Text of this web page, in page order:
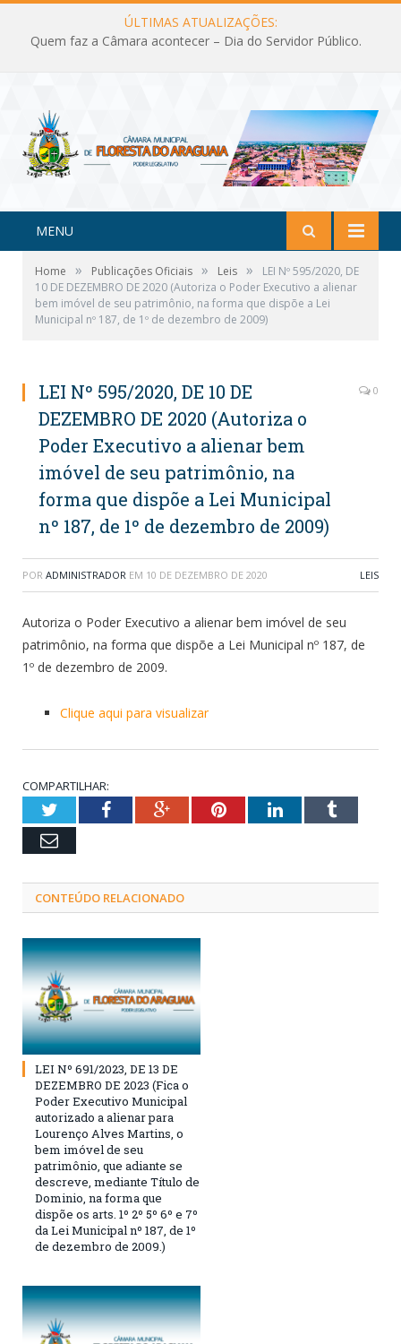
ÚLTIMAS ATUALIZAÇÕES:
Quem faz a Câmara acontecer – Dia do Servidor Público.
MENU
Home » Publicações Oficiais » Leis »
LEI Nº 595/2020, DE
10 DE DEZEMBRO DE 2020 (Autoriza o Poder Executivo a alienar
bem imóvel de seu patrimônio, na forma que dispõe a Lei
Municipal nº 187, de 1º de dezembro de 2009)
LEI Nº 595/2020, DE 10 DE
DEZEMBRO DE 2020 (Autoriza o
Poder Executivo a alienar bem
imóvel de seu patrimônio, na
forma que dispõe a Lei Municipal
nº 187, de 1º de dezembro de 2009)
0
POR ADMINISTRADOR EM 10 DE DEZEMBRO DE 2020 LEIS
Autoriza o Poder Executivo a alienar bem imóvel de seu
patrimônio, na forma que dispõe a Lei Municipal nº 187, de
1º de dezembro de 2009.
Clique aqui para visualizar
COMPARTILHAR:
TwitterFacebookGoogle+PinterestLinkedInTumblr
Email
CONTEÚDO RELACIONADO
LEI Nº 691/2023, DE 13 DE
DEZEMBRO DE 2023 (Fica o
Poder Executivo Municipal
autorizado a alienar para
Lourenço Alves Martins, o
bem imóvel de seu
patrimônio, que adiante se
descreve, mediante Título de
Dominio, na forma que
dispõe os arts. 1º 2º 5º 6º e 7º
da Lei Municipal nº 187, de 1º
de dezembro de 2009.)